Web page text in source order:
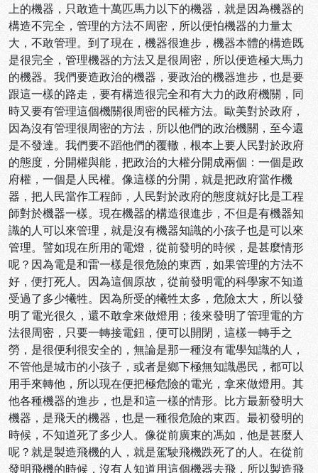
上的機器，只敢造十萬匹馬力以下的機器，就是因為機器的
構造不完全，管理的方法不周密，所以便怕機器的力量太
大，不敢管理。到了現在，機器很進步，機器本體的構造既
是很完全，管理機器的方法又是很周密，所以便造極大馬力
的機器。我們要造政治的機器，要政治的機器進步，也是要
跟這一樣的路走，要有構造很完全和有大力的政府機關，同
時又要有管理這個機關很周密的民權方法。歐美對於政府，
因為沒有管理很周密的方法，所以他們的政治機關，至今還
是不發達。我們要不蹈他們的覆轍，根本上要人民對於政府
的態度，分開權與能，把政治的大權分開成兩個：一個是政
府權，一個是人民權。像這樣的分開，就是把政府當作機
器，把人民當作工程師，人民對於政府的態度就好比是工程
師對於機器一樣。現在機器的構造很進步，不但是有機器知
識的人可以來管理，就是沒有機器知識的小孩子也是可以來
管理。譬如現在所用的電燈，從前發明的時候，是甚麼情形
呢？因為電是和雷一樣是很危險的東西，如果管理的方法不
好，便打死人。因為這個原故，從前發明電的科學家不知道
受過了多少犧牲。因為所受的犧牲太多，危險太大，所以發
明了電光很久，還不敢拿來做燈用；後來發明了管理電的方
法很周密，只要一轉接電鈕，便可以開閉，這樣一轉手之
勞，是很便利很安全的，無論是那一種沒有電學知識的人，
不管他是城市的小孩子，或者是鄉下極無知識愚民，都可以
用手來轉他，所以現在便把極危險的電光，拿來做燈用。其
他各種機器的進步，也是和這一樣的情形。比方最新發明大
機器，是飛天的機器，也是一種很危險的東西。最初發明的
時候，不知道死了多少人。像從前廣東的馮如，他是甚麼人
呢？就是製造飛機的人，就是駕駛飛機跌死了的人。在從前
發明飛機的時候，沒有人知道用這個機器去飛，所以製造飛